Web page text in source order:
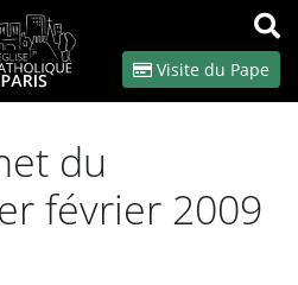
OK
Visite du Pape
du
février 2009